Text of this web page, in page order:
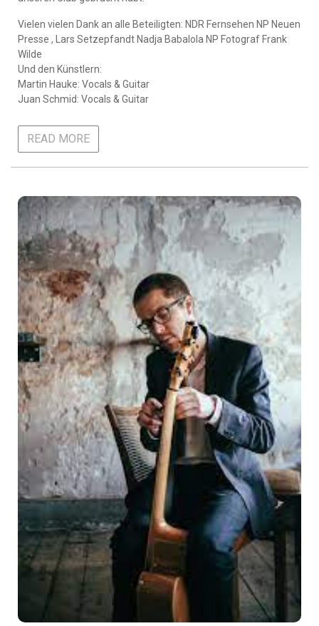
Vielen vielen Dank an alle Beteiligten: NDR Fernsehen NP Neuen
Presse , Lars Setzepfandt Nadja Babalola NP Fotograf Frank
Wilde
Und den Künstlern:
Martin Hauke: Vocals & Guitar
Juan Schmid: Vocals & Guitar
READ MORE